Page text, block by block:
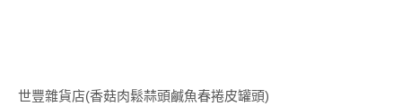
世豐雜貨店(香菇肉鬆蒜頭鹹魚春捲皮罐頭)